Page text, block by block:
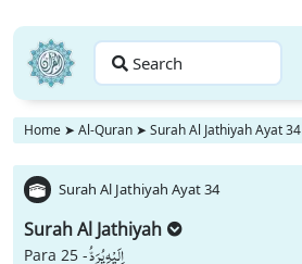
Search
Home ➤ Al-Quran ➤ Surah Al Jathiyah Ayat 34
Surah Al Jathiyah Ayat 34
Surah Al Jathiyah
Para 25 -اِلَیْهِ یُرَدُّ